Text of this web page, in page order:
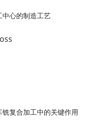
中心的制造工艺
复合加工中的关键作用